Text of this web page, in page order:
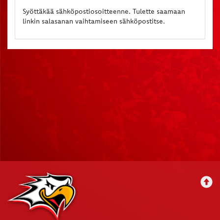
Syöttäkää sähköpostiosoitteenne. Tulette saamaan
linkin salasanan vaihtamiseen sähköpostitse.